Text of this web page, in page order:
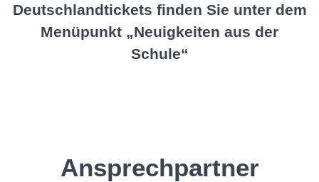
Deutschlandtickets finden Sie unter dem
Menüpunkt „Neuigkeiten aus der
Schule“
Ansprechpartner